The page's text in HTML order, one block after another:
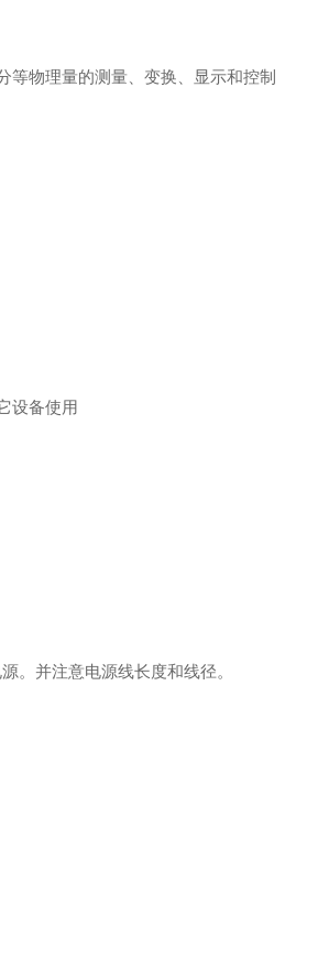
等物理量的测量、变换、显示和控制
设备使用
。并注意电源线长度和线径。